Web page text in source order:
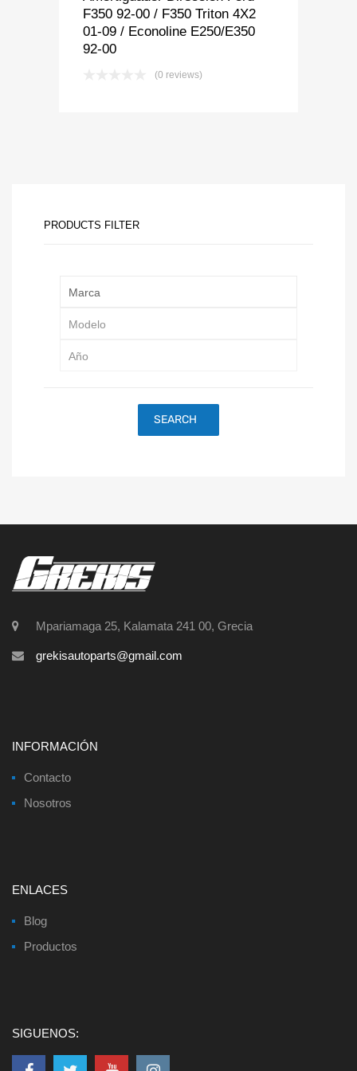
F350 92-00 / F350 Triton 4X2
01-09 / Econoline E250/E350
92-00
(0 reviews)
PRODUCTS FILTER
SEARCH
Mpariamaga 25, Kalamata 241 00, Grecia
grekisautoparts@gmail.com
INFORMACIÓN
Contacto
Nosotros
ENLACES
Blog
Productos
SIGUENOS: